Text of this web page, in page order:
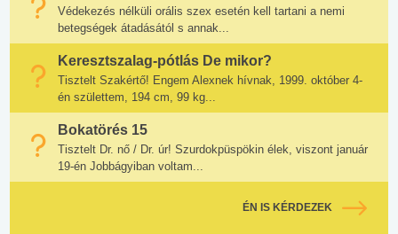
Védekezés nélküli orális szex esetén kell tartani a nemi
betegségek átadásától s annak...
Keresztszalag-pótlás De mikor?
Tisztelt Szakértő! Engem Alexnek hívnak, 1999. október 4-
én születtem, 194 cm, 99 kg...
Bokatörés 15
Tisztelt Dr. nő / Dr. úr! Szurdokpüspökin élek, viszont január
19-én Jobbágyiban voltam...
ÉN IS KÉRDEZEK